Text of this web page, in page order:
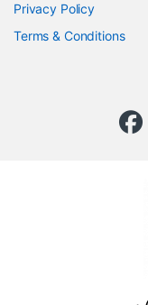
Privacy Policy
Terms & Conditions